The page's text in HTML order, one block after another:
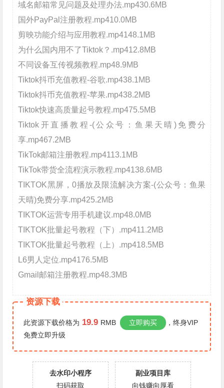
域名邮箱常见问题及处理办法.mp430.6MB
国外PayPal注册教程.mp410.0MB
剪映功能介绍与应用教程.mp4148.1MB
为什么国内用不了Tiktok？.mp412.8MB
不同设备互传视频教程.mp48.9MB
Tiktok抖币充值教程-谷歌.mp438.1MB
Tiktok抖币充值教程-苹果.mp438.2MB
Tiktok快速高质量起号教程.mp475.5MB
Tiktok开直播教程-(公众号：鱼果天晴)免费分
享.mp467.2MB
TikTok邮箱注册教程.mp4113.1MB
TikTok带货全流程演示教程.mp4138.6MB
TIKTOK黑屏，0播放及限流解决方案-(公众号：鱼果
天晴)免费分享.mp425.2MB
TIKTOK运营专用手机建议.mp48.0MB
TIKTOK批量起号教程（下）.mp411.2MB
TIKTOK批量起号教程（上）.mp418.5MB
L6男人定位.mp4176.5MB
Gmail邮箱注册教程.mp48.3MB
资源下载
此资源下载价格为 19.9 RMB 立即购买
，终身VIP
免费立即升级
去水印小程序
扫码获取
副业项目库
向钱赚向厚看